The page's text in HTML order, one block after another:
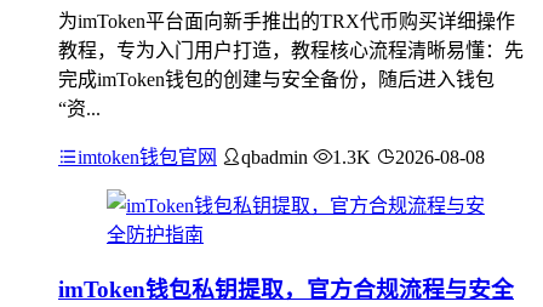
为imToken平台面向新手推出的TRX代币购买详细操作
教程，专为入门用户打造，教程核心流程清晰易懂：先
完成imToken钱包的创建与安全备份，随后进入钱包
“资...
imtoken钱包官网 qbadmin 1.3K 2026-08-08
imToken钱包私钥提取，官方合规流程与安全